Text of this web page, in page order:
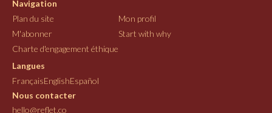
Navigation
Plan du site
Mon profil
M'abonner
Start with why
Charte d'engagement éthique
Langues
FrançaisEnglishEspañol
Nous contacter
hello@reflet.co